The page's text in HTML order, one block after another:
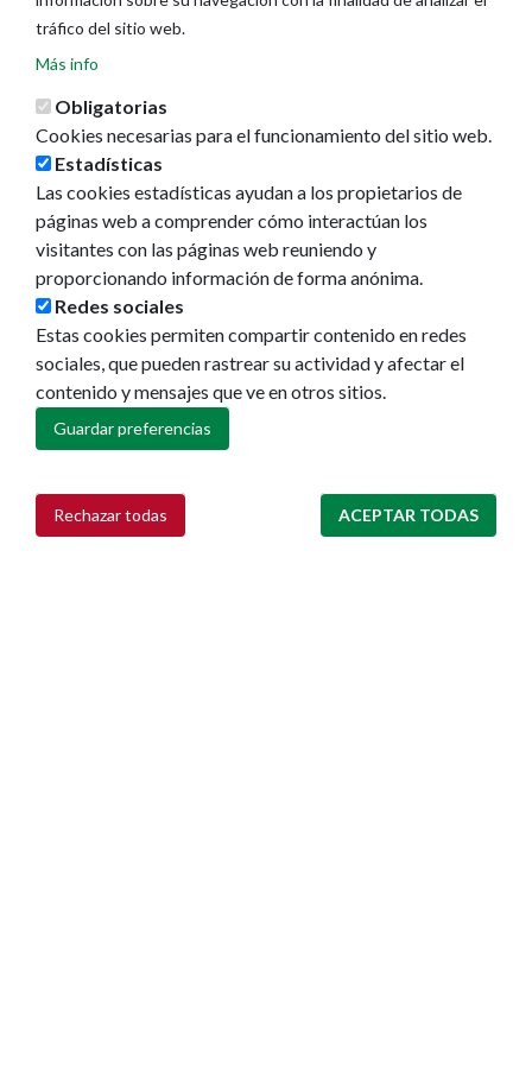
Actualidad
Noticias
Eventos
Redes sociales
Ruedas de prensa
tráfico del sitio web.
Más info
Obligatorias
Cookies necesarias para el funcionamiento del sitio web.
Estadísticas
Las cookies estadísticas ayudan a los propietarios de
páginas web a comprender cómo interactúan los
visitantes con las páginas web reuniendo y
proporcionando información de forma anónima.
Redes sociales
Estas cookies permiten compartir contenido en redes
sociales, que pueden rastrear su actividad y afectar el
contenido y mensajes que ve en otros sitios.
Guardar preferencias
Rechazar todas ACEPTAR TODAS
Retirar consentimiento